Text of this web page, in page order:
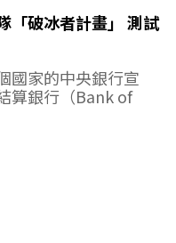
「破冰者計畫」 測試
國家的中央銀行宣
算銀行（Bank of